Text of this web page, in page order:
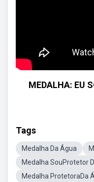
MEDALHA: EU
Tags
Medalha Da Água
Medalha SouProtetor
Medalha ProtetoraDa